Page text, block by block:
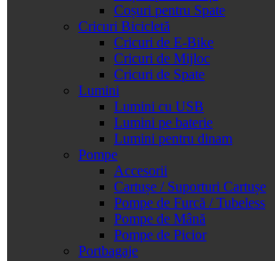
Coșuri pentru Spate
Cricuri Bicicletă
Cricuri de E-Bike
Cricuri de Mijloc
Cricuri de Spate
Lumini
Lumini cu USB
Lumini pe baterie
Lumini pentru dinam
Pompe
Accesorii
Cartușe / Suporturi Cartușe
Pompe de Furcă / Tubeless
Pompe de Mână
Pompe de Picior
Portbagaje